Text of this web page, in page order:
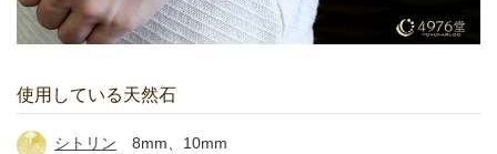
使用している天然石
シトリン 8mm、10mm